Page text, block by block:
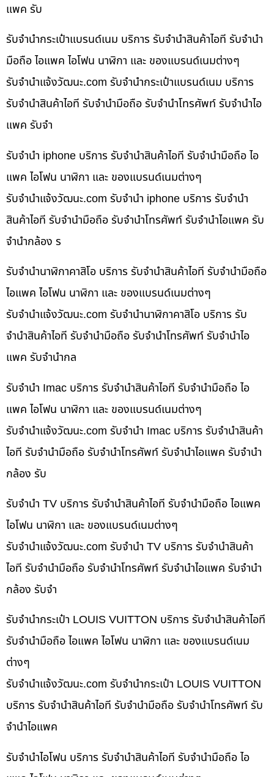
แพค รับ
รับจำนำกระเป๋าแบรนด์เนม บริการ รับจำนำสินค้าไอที รับจำนำ
มือถือ ไอแพค ไอโฟน นาฬิกา และ ของแบรนด์เนมต่างๆ
รับจํานําแจ้งวัฒนะ.com รับจำนำกระเป๋าแบรนด์เนม บริการ
รับจำนำสินค้าไอที รับจำนำมือถือ รับจำนำโทรศัพท์ รับจำนำไอ
แพค รับจำ
รับจำนำ iphone บริการ รับจำนำสินค้าไอที รับจำนำมือถือ ไอ
แพค ไอโฟน นาฬิกา และ ของแบรนด์เนมต่างๆ
รับจํานําแจ้งวัฒนะ.com รับจำนำ iphone บริการ รับจำนำ
สินค้าไอที รับจำนำมือถือ รับจำนำโทรศัพท์ รับจำนำไอแพค รับ
จำนำกล้อง ร
รับจำนำนาฬิกาคาสิโอ บริการ รับจำนำสินค้าไอที รับจำนำมือถือ
ไอแพค ไอโฟน นาฬิกา และ ของแบรนด์เนมต่างๆ
รับจํานําแจ้งวัฒนะ.com รับจำนำนาฬิกาคาสิโอ บริการ รับ
จำนำสินค้าไอที รับจำนำมือถือ รับจำนำโทรศัพท์ รับจำนำไอ
แพค รับจำนำกล
รับจำนำ Imac บริการ รับจำนำสินค้าไอที รับจำนำมือถือ ไอ
แพค ไอโฟน นาฬิกา และ ของแบรนด์เนมต่างๆ
รับจํานําแจ้งวัฒนะ.com รับจำนำ Imac บริการ รับจำนำสินค้า
ไอที รับจำนำมือถือ รับจำนำโทรศัพท์ รับจำนำไอแพค รับจำนำ
กล้อง รับ
รับจำนำ TV บริการ รับจำนำสินค้าไอที รับจำนำมือถือ ไอแพค
ไอโฟน นาฬิกา และ ของแบรนด์เนมต่างๆ
รับจํานําแจ้งวัฒนะ.com รับจำนำ TV บริการ รับจำนำสินค้า
ไอที รับจำนำมือถือ รับจำนำโทรศัพท์ รับจำนำไอแพค รับจำนำ
กล้อง รับจำ
รับจำนำกระเป๋า LOUIS VUITTON บริการ รับจำนำสินค้าไอที
รับจำนำมือถือ ไอแพค ไอโฟน นาฬิกา และ ของแบรนด์เนม
ต่างๆ
รับจํานําแจ้งวัฒนะ.com รับจำนำกระเป๋า LOUIS VUITTON
บริการ รับจำนำสินค้าไอที รับจำนำมือถือ รับจำนำโทรศัพท์ รับ
จำนำไอแพค
รับจำนำไอโฟน บริการ รับจำนำสินค้าไอที รับจำนำมือถือ ไอ